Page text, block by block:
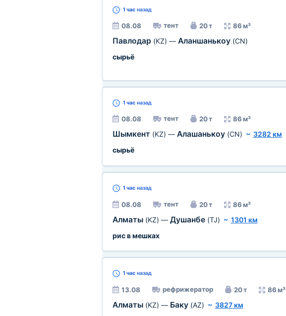
1 часназад
08.08 тент 20 т 86 м³
Павлодар (KZ) — Аланшанькоу (CN)
сырьё
1 часназад
08.08 тент 20 т 86 м³
Шымкент (KZ) — Алашанькоу (CN) ~ 3282 км
сырьё
1 часназад
08.08 тент 20 т 86 м³
Алматы (KZ) — Душанбе (TJ) ~ 1301 км
рис в мешках
1 часназад
13.08 рефрижератор 20 т 86 м³
Алматы (KZ) — Баку (AZ) ~ 3827 км